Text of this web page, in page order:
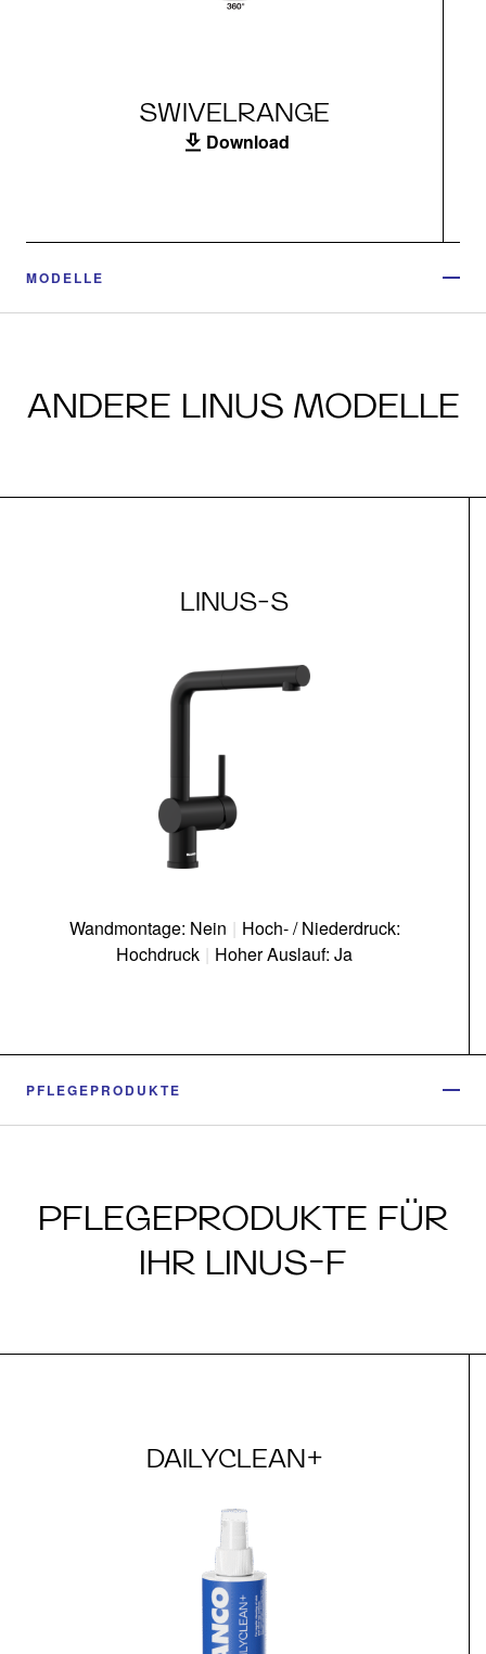
SWIVELRANGE
Download
MODELLE
ANDERE LINUS MODELLE
LINUS-S
Wandmontage: Nein | Hoch- / Niederdruck:
Hochdruck | Hoher Auslauf: Ja
PFLEGEPRODUKTE
PFLEGEPRODUKTE FÜR
IHR LINUS-F
DAILYCLEAN+